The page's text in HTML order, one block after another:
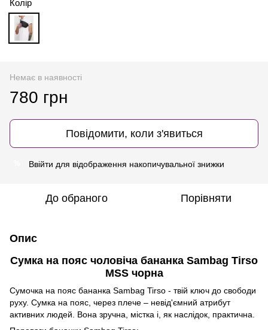
Колір
Немає в наявності
780 грн
Повідомити, коли з'явиться
Ввійти для відображення накопичувальної знижки
До обраного Порівняти
Опис
Сумка на пояс чоловіча бананка Sambag Tirso
MSS чорна
Сумочка на пояс бананка Sambag Tirso - твій ключ до свободи
руху. Сумка на пояс, через плече – невід'ємний атрибут
активних людей. Вона зручна, містка і, як наслідок, практична.